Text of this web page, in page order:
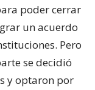
poder cerrar
un acuerdo
Pero
se decidió
y optaron por